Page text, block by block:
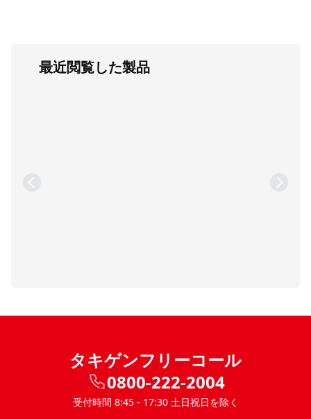
最近閲覧した製品
タキゲンフリーコール
0800-222-2004
受付時間 8:45 - 17:30 土日祝日を除く